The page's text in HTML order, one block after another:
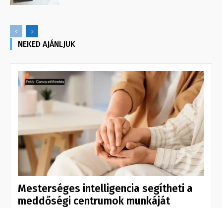
NEKED AJÁNLJUK
Mesterséges intelligencia segítheti a
meddőségi centrumok munkáját